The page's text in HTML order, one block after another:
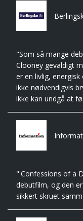
"Som så mange
Clooney gevaldigt
er en livlig,
ikke nødvendigvis
ikke kan undgå at
"'Confessions of a
debutfilm, og den
sikkert skruet